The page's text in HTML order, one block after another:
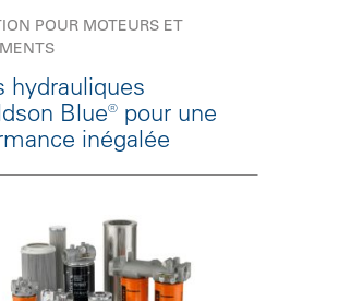
POUR MOTEURS ET
hydrauliques
Blue® pour une
inégalée